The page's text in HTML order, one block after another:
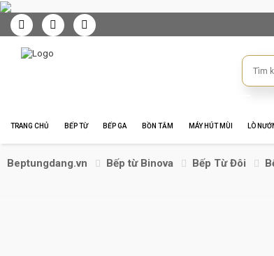
TRANG CHỦ BẾP TỪ BẾP GA BỒN TẮM MÁY HÚT MÙI LÒ
Beptungdang.vn Bếp từ Binova Bếp Từ Đôi